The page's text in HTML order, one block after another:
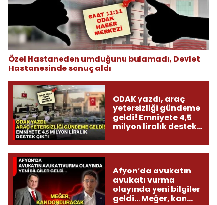
Özel Hastaneden umduğunu bulamadı, Devlet
Hastanesinde sonuç aldı
ODAK yazdı, araç
yetersizliği gündeme
geldi! Emniyete 4,5
milyon liralık destek
Afyon’da avukatın
avukatı vurma
olayında yeni bilgiler
geldi... Meğer, kan